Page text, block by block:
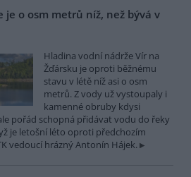
je o osm metrů níž, než bývá v
Hladina vodní nádrže Vír na
Žďársku je oproti běžnému
stavu v létě níž asi o osm
metrů. Z vody už vystoupaly i
kamenné obruby kdysi
pořád schopná přidávat vodu do řeky
je letošní léto oproti předchozím
vedoucí hrázný Antonín Hájek.